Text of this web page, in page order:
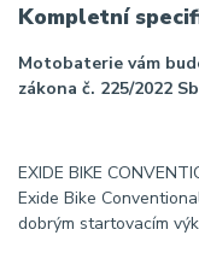
Kompletní
Motobaterie vám
zákona č. 225/2022
EXIDE BIKE
Exide Bike
dobrým startovacím